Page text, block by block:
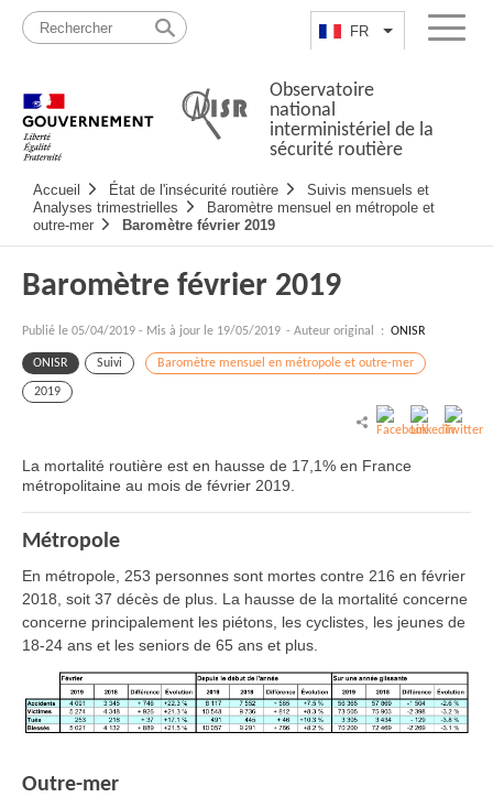
Passer
contenu
FR Lister lesMenu
Observatoire
national
interministériel de la
sécurité routière
principale
Accueil État de l'insécurité routière
Suivis mensuels et
Analyses trimestrielles
Baromètre mensuel en métropole et
outre-mer
Baromètre février 2019
Baromètre février 2019
Publié le 05/04/2019 - Mis à jour le 19/05/2019 - Auteur original : ONISR
ONISR Suivi Baromètre mensuel en métropole et outre-mer
2019
La mortalité routière est en hausse de 17,1% en France
métropolitaine au mois de février 2019.
Métropole
En métropole, 253 personnes sont mortes contre 216 en février
2018, soit 37 décès de plus. La hausse de la mortalité concerne
concerne principalement les piétons, les cyclistes, les jeunes de
18-24 ans et les seniors de 65 ans et plus.
Outre-mer